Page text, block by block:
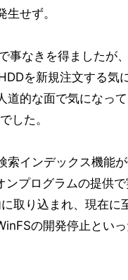
せず。
なきを得ましたが
を新規注文する気
的な面で気になっ
した。
インデックス機能
プログラムの提供
取り込まれ、現在に
の開発停止とい